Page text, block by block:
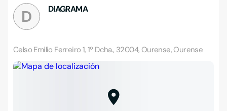
D DIAGRAMA
Celso Emilio Ferreiro 1, 1º Dcha., 32004, Ourense, Ourense